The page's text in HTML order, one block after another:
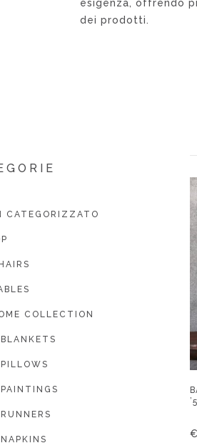
esigenza, offrendo
dei prodotti.
CATEGORIZZATO
COLLECTION
BLANKETS
PILLOWS
PAINTINGS
RUNNERS
NAPKINS
€